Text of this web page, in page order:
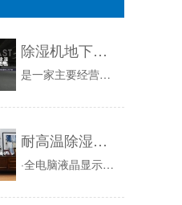
除湿机地下室 工业用除湿机费用
是一家主要经营除湿机的公司，我们都知道室内的潮气和湿气加重后，就会引发室内的角落滋长，东西很容霉，时间久了，影响我们的身体健康。所以，遇到室...
耐高温除湿机 安诗曼ASM-7S
·全电脑液晶显示·故障代码显示·湿度自由设定·压缩机三分钟延时保护注：电源电压波动在±10%以内；三相电源相间不平衡在2%以内...